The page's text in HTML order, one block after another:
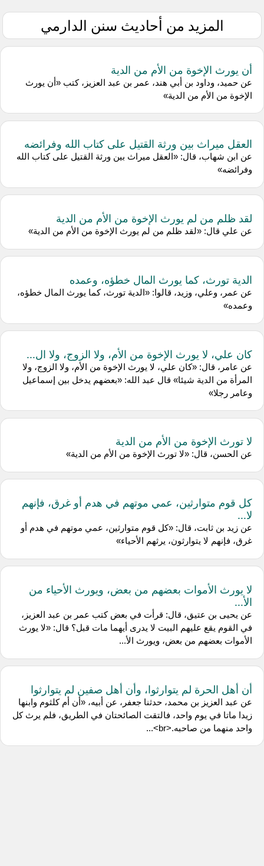
المزيد من أحاديث سنن الدارمي
أن يورث الإخوة من الأم من الدية
عن حميد، وداود بن أبي هند، عمر بن عبد العزيز، كتب «أن يورث
الإخوة من الأم من الدية»
العقل ميراث بين ورثة القتيل على كتاب الله وفرائضه
عن ابن شهاب، قال: «العقل ميراث بين ورثة القتيل على كتاب الله
وفرائضه»
لقد ظلم من لم يورث الإخوة من الأم من الدية
عن علي قال: «لقد ظلم من لم يورث الإخوة من الأم من الدية»
الدية تورث، كما يورث المال خطؤه، وعمده
عن عمر، وعلي، وزيد، قالوا: «الدية تورث، كما يورث المال خطؤه،
وعمده»
كان علي، لا يورث الإخوة من الأم، ولا الزوج، ولا ال...
عن عامر، قال: «كان علي، لا يورث الإخوة من الأم، ولا الزوج، ولا
المرأة من الدية شيئا» قال عبد الله: «بعضهم يدخل بين إسماعيل
وعامر رجلا»
لا تورث الإخوة من الأم من الدية
عن الحسن، قال: «لا تورث الإخوة من الأم من الدية»
كل قوم متوارثين، عمي موتهم في هدم أو غرق، فإنهم
لا...
عن زيد بن ثابت، قال: «كل قوم متوارثين، عمي موتهم في هدم أو
غرق، فإنهم لا يتوارثون، يرثهم الأحياء»
لا يورث الأموات بعضهم من بعض، ويورث الأحياء من
الأ...
عن يحيى بن عتيق، قال: قرأت في بعض كتب عمر بن عبد العزيز،
في القوم يقع عليهم البيت لا يدرى أيهما مات قبل؟ قال: «لا يورث
الأموات بعضهم من بعض، ويورث الأ...
أن أهل الحرة لم يتوارثوا، وأن أهل صفين لم يتوارثوا
عن عبد العزيز بن محمد، حدثنا جعفر، عن أبيه، «أن أم كلثوم وابنها
زيدا ماتا في يوم واحد، فالتقت الصائحتان في الطريق، فلم يرث كل
واحد منهما من صاحبه.<br>...